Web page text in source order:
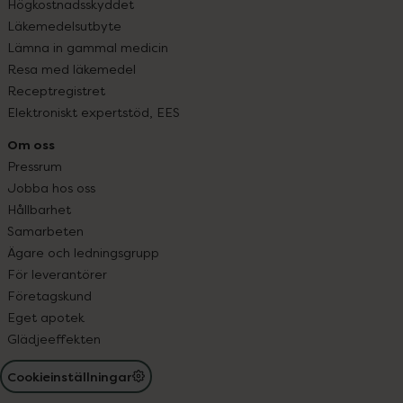
Högkostnadsskyddet
Läkemedelsutbyte
Lämna in gammal medicin
Resa med läkemedel
Receptregistret
Elektroniskt expertstöd, EES
Om oss
Pressrum
Jobba hos oss
Hållbarhet
Samarbeten
Ägare och ledningsgrupp
För leverantörer
Företagskund
Eget apotek
Glädjeeffekten
Cookieinställningar